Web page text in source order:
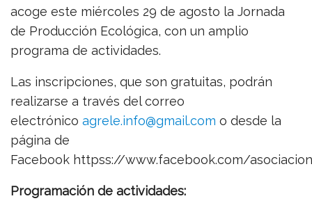
acoge este miércoles 29 de agosto la Jornada
de Producción Ecológica, con un amplio
programa de actividades.
Las inscripciones, que son gratuitas, podrán
realizarse a través del correo
electrónico agrele.info@gmail.com o desde la
página de
Facebook httpss://www.facebook.com/
Programación de actividades: